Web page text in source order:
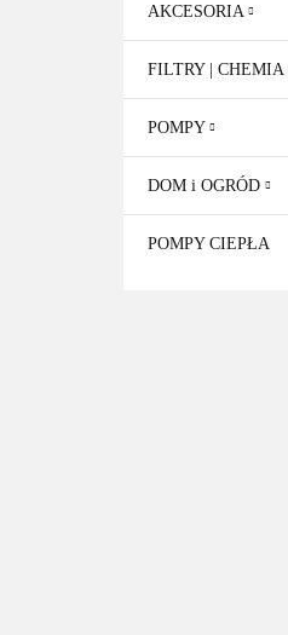
AKCESORIA
FILTRY | CHEMIA
POMPY
DOM i OGRÓD
POMPY CIEPŁA